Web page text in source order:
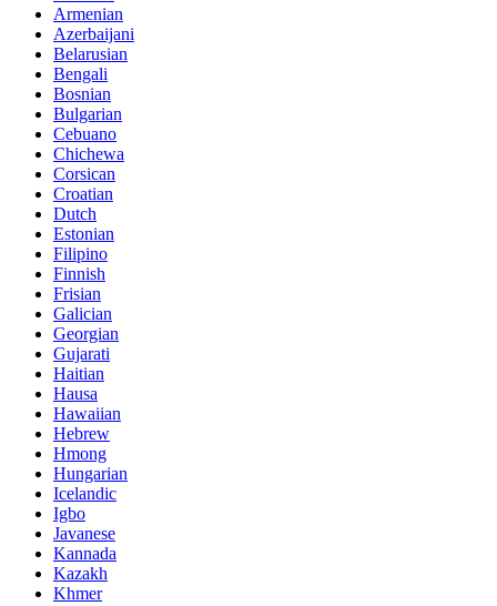
Armenian
Azerbaijani
Belarusian
Bengali
Bosnian
Bulgarian
Cebuano
Chichewa
Corsican
Croatian
Dutch
Estonian
Filipino
Finnish
Frisian
Galician
Georgian
Gujarati
Haitian
Hausa
Hawaiian
Hebrew
Hmong
Hungarian
Icelandic
Igbo
Javanese
Kannada
Kazakh
Khmer